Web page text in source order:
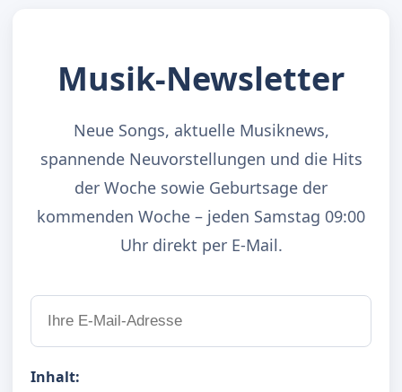
Musik-Newsletter
Neue Songs, aktuelle Musiknews,
spannende Neuvorstellungen und die Hits
der Woche sowie Geburtsage der
kommenden Woche – jeden Samstag 09:00
Uhr direkt per E-Mail.
Inhalt: